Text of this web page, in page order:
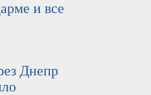
и все
Днепр